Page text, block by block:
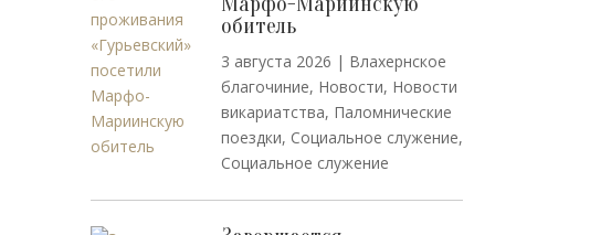
обитель
3 августа 2026 | Влахернское
благочиние, Новости, Новости
викариатства, Паломнические
поездки, Социальное служение,
Социальное служение